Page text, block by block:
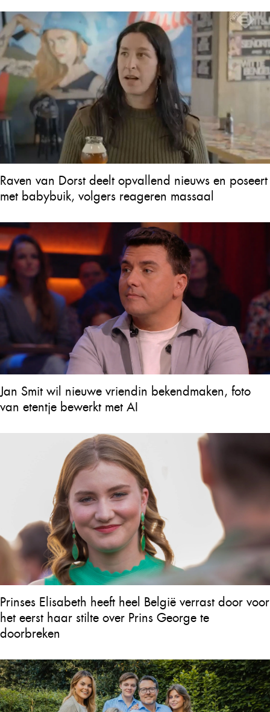
Raven van Dorst deelt opvallend nieuws en poseert
met babybuik, volgers reageren massaal
Jan Smit wil nieuwe vriendin bekendmaken, foto
van etentje bewerkt met AI
Prinses Elisabeth heeft heel België verrast door voor
het eerst haar stilte over Prins George te
doorbreken